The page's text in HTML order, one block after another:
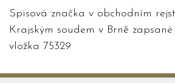
Spisová značka v obchodním
Krajským soudem v Brně
vložka 75329